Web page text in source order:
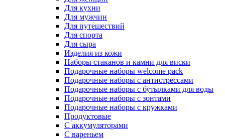
Для кухни
Для мужчин
Для путешествий
Для спорта
Для сыра
Изделия из кожи
Наборы стаканов и камни для виски
Подарочные наборы welcome pack
Подарочные наборы с антистрессами
Подарочные наборы с бутылками для воды
Подарочные наборы с зонтами
Подарочные наборы с кружками
Продуктовые
С аккумуляторами
С вареньем